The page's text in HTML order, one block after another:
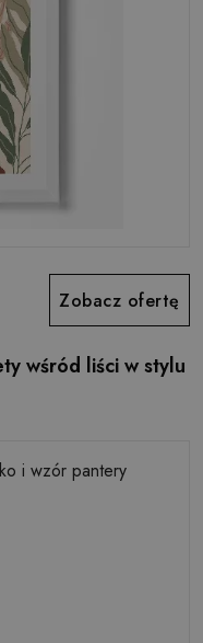
Zobacz ofertę
wśród liści w stylu